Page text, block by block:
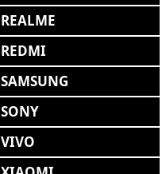
REALME
REDMI
SAMSUNG
SONY
VIVO